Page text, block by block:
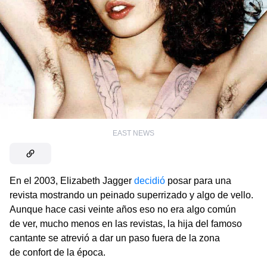
EAST NEWS
En el 2003, Elizabeth Jagger decidió posar para una
revista mostrando un peinado superrizado y algo de vello.
Aunque hace casi veinte años eso no era algo común
de ver, mucho menos en las revistas, la hija del famoso
cantante se atrevió a dar un paso fuera de la zona
de confort de la época.